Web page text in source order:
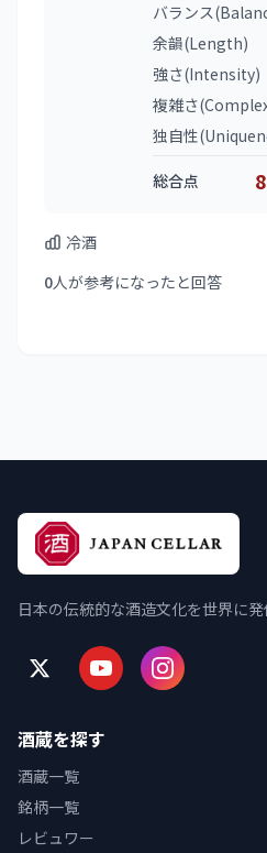
バランス
余韻(Length)
強さ(Intensity)
複雑さ
独自性
総合点
冷酒
0人が参考になったと回答
日本の伝統的な酒造文化を世界に発
酒蔵を探す
酒蔵一覧
銘柄一覧
レビュワー